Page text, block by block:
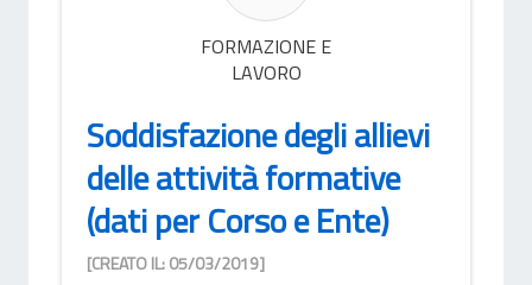
FORMAZIONE E
LAVORO
Soddisfazione degli allievi
delle attività formative
(dati per Corso e Ente)
[CREATO IL: 05/03/2019]